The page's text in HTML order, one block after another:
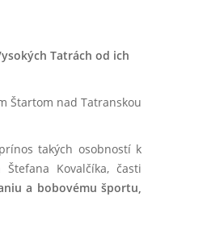
Tatrách od ich
Štartom nad Tatranskou
takých osobností k
Kovalčíka, časti
a bobovému športu,